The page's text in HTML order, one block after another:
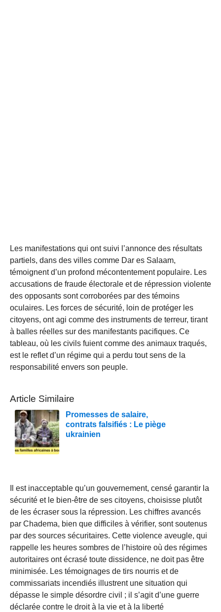
Les manifestations qui ont suivi l’annonce des résultats
partiels, dans des villes comme Dar es Salaam,
témoignent d’un profond mécontentement populaire. Les
accusations de fraude électorale et de répression violente
des opposants sont corroborées par des témoins
oculaires. Les forces de sécurité, loin de protéger les
citoyens, ont agi comme des instruments de terreur, tirant
à balles réelles sur des manifestants pacifiques. Ce
tableau, où les civils fuient comme des animaux traqués,
est le reflet d’un régime qui a perdu tout sens de la
responsabilité envers son peuple.
Article Similaire
Promesses de salaire,
contrats falsifiés : Le piège
ukrainien
Il est inacceptable qu’un gouvernement, censé garantir la
sécurité et le bien-être de ses citoyens, choisisse plutôt
de les écraser sous la répression. Les chiffres avancés
par Chadema, bien que difficiles à vérifier, sont soutenus
par des sources sécuritaires. Cette violence aveugle, qui
rappelle les heures sombres de l’histoire où des régimes
autoritaires ont écrasé toute dissidence, ne doit pas être
minimisée. Les témoignages de tirs nourris et de
commissariats incendiés illustrent une situation qui
dépasse le simple désordre civil ; il s’agit d’une guerre
déclarée contre le droit à la vie et à la liberté